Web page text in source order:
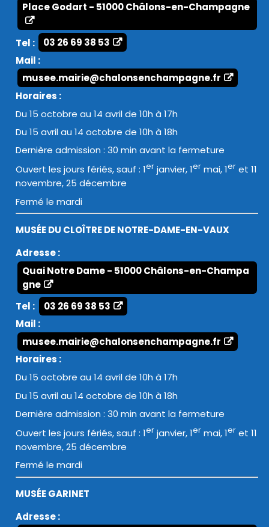
Place Godart - 51000 Châlons-en-Champagne
Tel :
03 26 69 38 53
Mail :
musee.mairie@chalonsenchampagne.fr
Horaires :
Du 15 octobre au 14 avril de 10h à 17h
Du 15 avril au 14 octobre de 10h à 18h
Dernière admission : 30 min avant la fermeture
Ouvert les jours fériés, sauf : 1er janvier, 1er mai, 1er et 11
novembre, 25 décembre
Fermé le mardi
MUSÉE DU CLOÎTRE DE NOTRE-DAME-EN-VAUX
Adresse :
Quai Notre Dame - 51000 Châlons-en-Champa
gne
Tel :
03 26 69 38 53
Mail :
musee.mairie@chalonsenchampagne.fr
Horaires :
Du 15 octobre au 14 avril de 10h à 17h
Du 15 avril au 14 octobre de 10h à 18h
Dernière admission : 30 min avant la fermeture
Ouvert les jours fériés, sauf : 1er janvier, 1er mai, 1er et 11
novembre, 25 décembre
Fermé le mardi
MUSÉE GARINET
Adresse :